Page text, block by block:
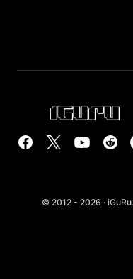
© 2012 - 2026 ·